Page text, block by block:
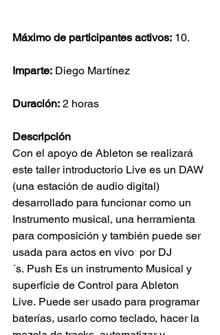
Máximo de participantes activos: 10.
Imparte: Diego Martínez
Duración: 2 horas
Descripción
Con el apoyo de Ableton se realizará
este taller introductorio Live es un DAW
(una estación de audio digital)
desarrollado para funcionar como un
Instrumento musical, una herramienta
para composición y también puede ser
usada para actos en vivo  por DJ
´s. Push Es un instrumento Musical y
superficie de Control para Ableton
Live. Puede ser usado para programar
baterías, usarlo como teclado, hacer la